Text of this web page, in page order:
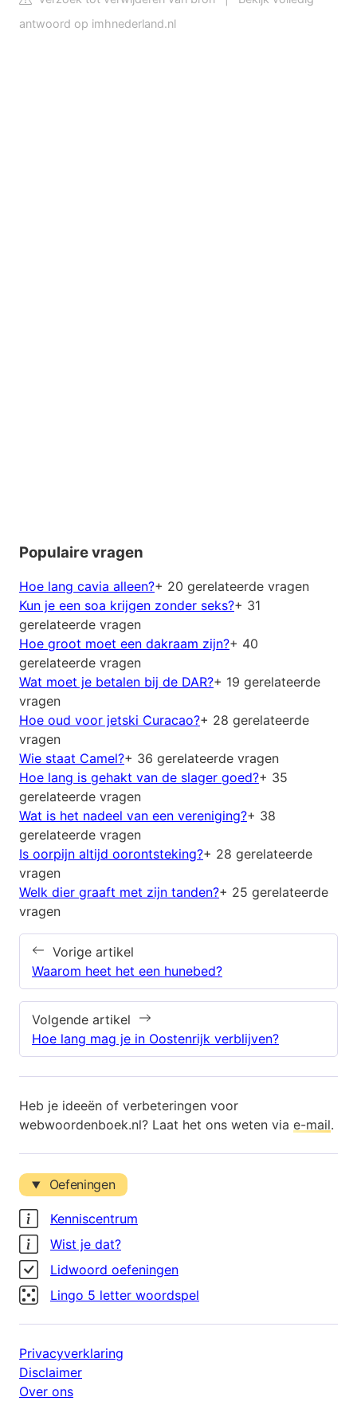
antwoord op imhnederland.nl
Populaire vragen
Hoe lang cavia alleen?+ 20 gerelateerde vragen
Kun je een soa krijgen zonder seks?+ 31
gerelateerde vragen
Hoe groot moet een dakraam zijn?+ 40
gerelateerde vragen
Wat moet je betalen bij de DAR?+ 19 gerelateerde
vragen
Hoe oud voor jetski Curacao?+ 28 gerelateerde
vragen
Wie staat Camel?+ 36 gerelateerde vragen
Hoe lang is gehakt van de slager goed?+ 35
gerelateerde vragen
Wat is het nadeel van een vereniging?+ 38
gerelateerde vragen
Is oorpijn altijd oorontsteking?+ 28 gerelateerde
vragen
Welk dier graaft met zijn tanden?+ 25 gerelateerde
vragen
Vorige artikel
Waarom heet het een hunebed?
Volgende artikel
Hoe lang mag je in Oostenrijk verblijven?
Heb je ideeën of verbeteringen voor
webwoordenboek.nl? Laat het ons weten via e-mail.
Oefeningen
Kenniscentrum
Wist je dat?
Lidwoord oefeningen
Lingo 5 letter woordspel
Privacyverklaring
Disclaimer
Over ons